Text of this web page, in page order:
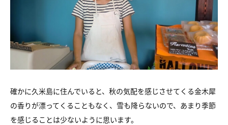
確かに久米島に住んでいると、秋の気配を感じさせてくる金木犀
の香りが漂ってくることもなく、雪も降らないので、あまり季節
を感じることは少ないように思います。